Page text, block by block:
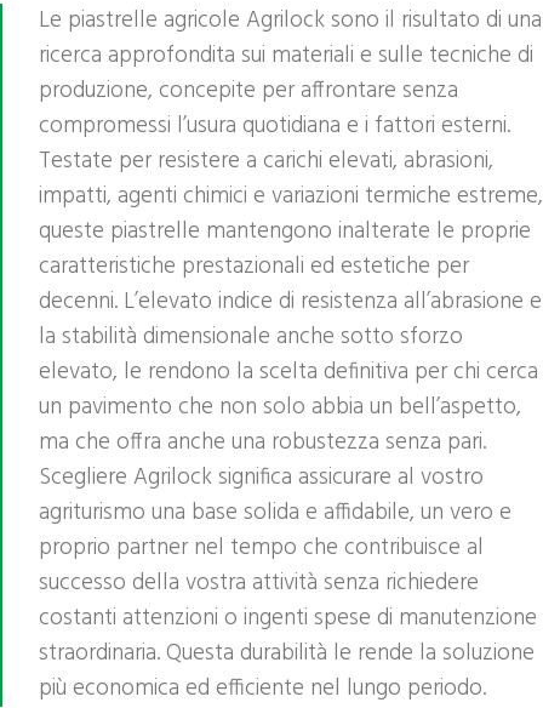
Le piastrelle agricole Agrilock sono il risultato di una
ricerca approfondita sui materiali e sulle tecniche di
produzione, concepite per affrontare senza
compromessi l’usura quotidiana e i fattori esterni.
Testate per resistere a carichi elevati, abrasioni,
impatti, agenti chimici e variazioni termiche estreme,
queste piastrelle mantengono inalterate le proprie
caratteristiche prestazionali ed estetiche per
decenni. L’elevato indice di resistenza all’abrasione e
la stabilità dimensionale anche sotto sforzo
elevato, le rendono la scelta definitiva per chi cerca
un pavimento che non solo abbia un bell’aspetto,
ma che offra anche una robustezza senza pari.
Scegliere Agrilock significa assicurare al vostro
agriturismo una base solida e affidabile, un vero e
proprio partner nel tempo che contribuisce al
successo della vostra attività senza richiedere
costanti attenzioni o ingenti spese di manutenzione
straordinaria. Questa durabilità le rende la soluzione
più economica ed efficiente nel lungo periodo.